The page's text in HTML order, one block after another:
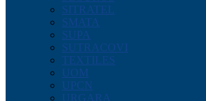
SITRATEL
SMATA
SUPA
SUTRACOVI
TEXTILES
UOM
UPCN
URGARA